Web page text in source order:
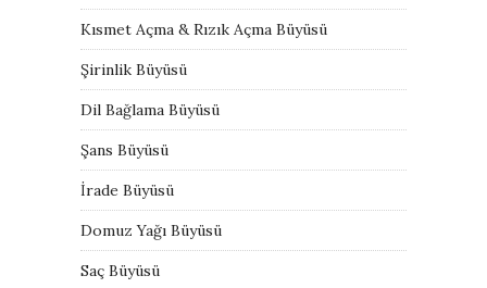
Kısmet Açma & Rızık Açma Büyüsü
Şirinlik Büyüsü
Dil Bağlama Büyüsü
Şans Büyüsü
İrade Büyüsü
Domuz Yağı Büyüsü
Saç Büyüsü